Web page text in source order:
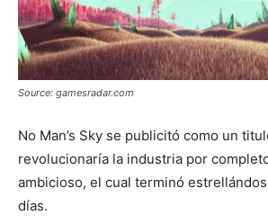
Source: gamesradar.com
No Man’s Sky se publicitó como un
revolucionaría la industria por
ambicioso, el cual terminó
días.